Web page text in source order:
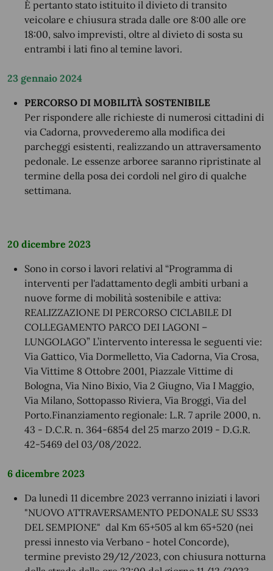
È pertanto stato istituito il divieto di transito
veicolare e chiusura strada dalle ore 8:00 alle ore
18:00, salvo imprevisti, oltre al divieto di sosta su
entrambi i lati fino al temine lavori.
23 gennaio 2024
PERCORSO DI MOBILITÀ SOSTENIBILE
Per rispondere alle richieste di numerosi cittadini di
via Cadorna, provvederemo alla modifica dei
parcheggi esistenti, realizzando un attraversamento
pedonale. Le essenze arboree saranno ripristinate al
termine della posa dei cordoli nel giro di qualche
settimana.
20 dicembre 2023
Sono in corso i lavori relativi al “Programma di
interventi per l'adattamento degli ambiti urbani a
nuove forme di mobilità sostenibile e attiva:
REALIZZAZIONE DI PERCORSO CICLABILE DI
COLLEGAMENTO PARCO DEI LAGONI –
LUNGOLAGO” L’intervento interessa le seguenti vie:
Via Gattico, Via Dormelletto, Via Cadorna, Via Crosa,
Via Vittime 8 Ottobre 2001, Piazzale Vittime di
Bologna, Via Nino Bixio, Via 2 Giugno, Via I Maggio,
Via Milano, Sottopasso Riviera, Via Broggi, Via del
Porto.Finanziamento regionale: L.R. 7 aprile 2000, n.
43 - D.C.R. n. 364-6854 del 25 marzo 2019 - D.G.R.
42-5469 del 03/08/2022.
6 dicembre 2023
Da lunedì 11 dicembre 2023 verranno iniziati i lavori
"NUOVO ATTRAVERSAMENTO PEDONALE SU SS33
DEL SEMPIONE" dal Km 65+505 al km 65+520 (nei
pressi innesto via Verbano - hotel Concorde),
termine previsto 29/12/2023, con chiusura notturna